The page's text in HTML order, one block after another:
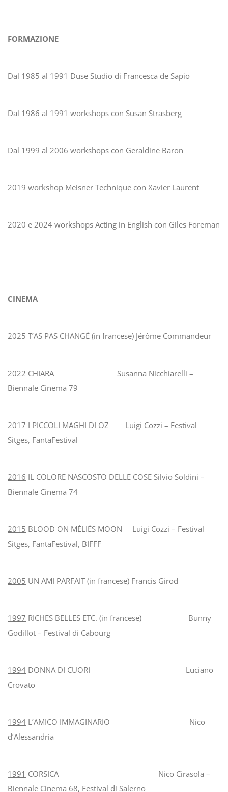
FORMAZIONE
Dal 1985 al 1991 Duse Studio di Francesca de Sapio
Dal 1986 al 1991 workshops con Susan Strasberg
Dal 1999 al 2006 workshops con Geraldine Baron
2019 workshop Meisner Technique con Xavier Laurent
2020 e 2024 workshops Acting in English con Giles Foreman
CINEMA
2025 T’AS PAS CHANGÉ (in francese) Jérôme Commandeur
2022 CHIARA Susanna Nicchiarelli –
Biennale Cinema 79
2017 I PICCOLI MAGHI DI OZ Luigi Cozzi – Festival
Sitges, FantaFestival
2016 IL COLORE NASCOSTO DELLE COSE Silvio Soldini –
Biennale Cinema 74
2015 BLOOD ON MÉLIÈS MOON Luigi Cozzi – Festival
Sitges, FantaFestival, BIFFF
2005 UN AMI PARFAIT (in francese) Francis Girod
1997 RICHES BELLES ETC. (in francese) Bunny
Godillot – Festival di Cabourg
1994 DONNA DI CUORI Luciano
Crovato
1994 L’AMICO IMMAGINARIO Nico
d’Alessandria
1991 CORSICA Nico Cirasola –
Biennale Cinema 68, Festival di Salerno